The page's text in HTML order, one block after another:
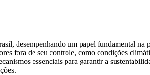
desempenhando um papel fundamental
fora de seu controle, como condições
essenciais para garantir a